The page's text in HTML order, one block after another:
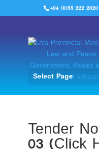
+94 (0)55 222 2820
Select Page
Tender
03 (Click